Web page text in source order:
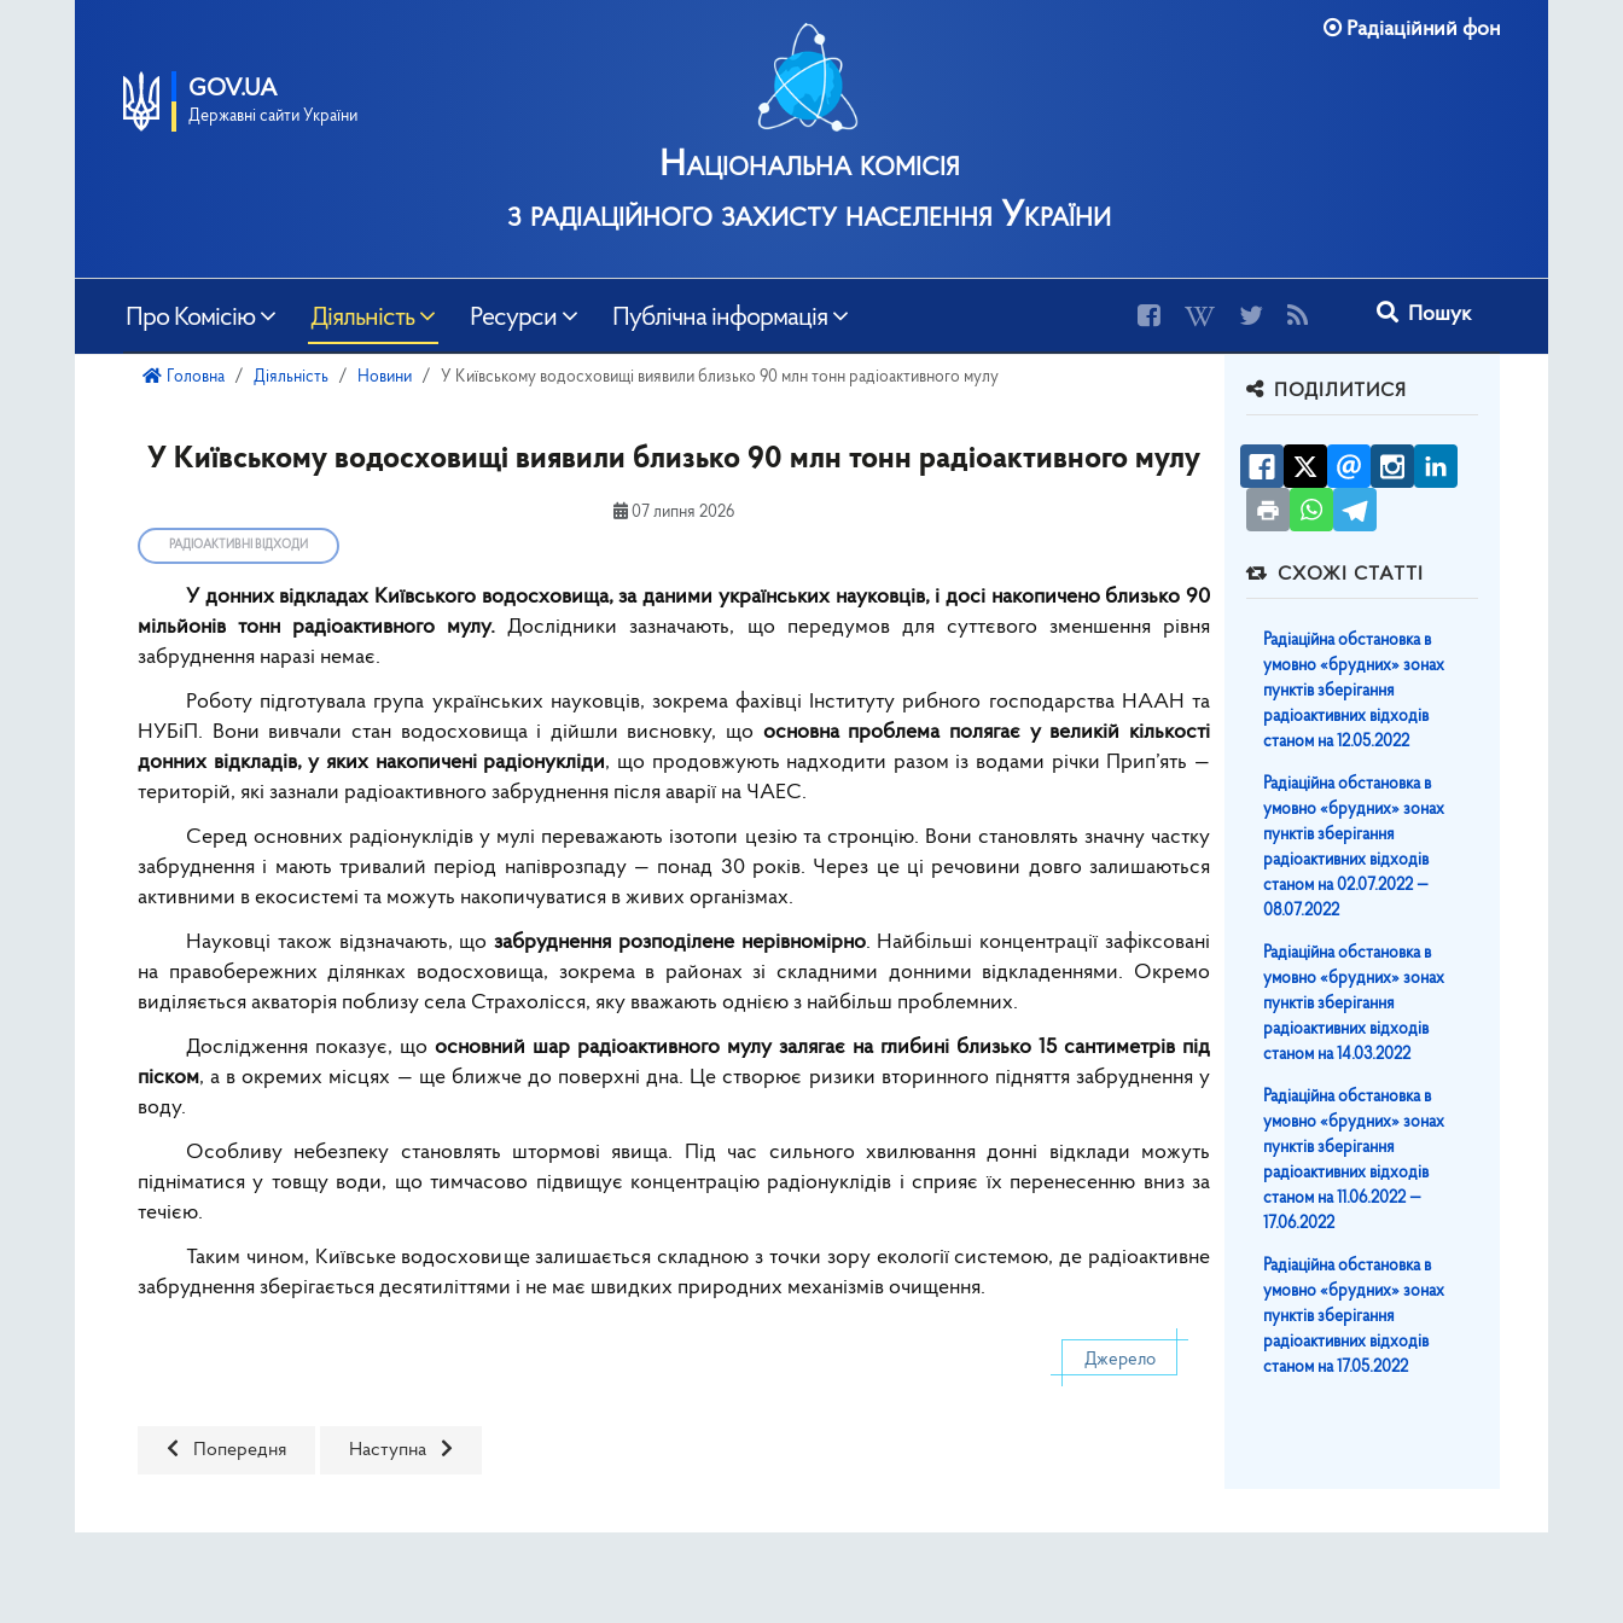
GOV.UA
Державні сайти України
Національна комісія
з радіаційного захисту населення України
Радіаційний фон
Про Комісію Діяльність Ресурси Публічна інформація
Type 2 or more characters for
Пошук
Головна Діяльність Новини У Київському водосховищі виявили близько 90 млн тонн радіоактивного мулу
У Київському водосховищі виявили близько 90 млн тонн радіоактивного мулу
07 липня 2026
РАДІОАКТИВНІ ВІДХОДИ
У донних відкладах Київського водосховища, за даними українських науковців, і досі накопичено близько 90
мільйонів тонн радіоактивного мулу. Дослідники зазначають, що передумов для суттєвого зменшення рівня
забруднення наразі немає.
Роботу підготувала група українських науковців, зокрема фахівці Інституту рибного господарства НААН та
НУБіП. Вони вивчали стан водосховища і дійшли висновку, що основна проблема полягає у великій кількості
донних відкладів, у яких накопичені радіонукліди, що продовжують надходити разом із водами річки Прип’ять —
територій, які зазнали радіоактивного забруднення після аварії на ЧАЕС.
Серед основних радіонуклідів у мулі переважають ізотопи цезію та стронцію. Вони становлять значну частку
забруднення і мають тривалий період напіврозпаду — понад 30 років. Через це ці речовини довго залишаються
активними в екосистемі та можуть накопичуватися в живих організмах.
Науковці також відзначають, щозабруднення розподілене нерівномірно. Найбільші концентрації зафіксовані
на правобережних ділянках водосховища, зокрема в районах зі складними донними відкладеннями. Окремо
виділяється акваторія поблизу села Страхолісся, яку вважають однією з найбільш проблемних.
Дослідження показує, що основний шар радіоактивного мулу залягає на глибині близько 15 сантиметрів під
піском, а в окремих місцях — ще ближче до поверхні дна. Це створює ризики вторинного підняття забруднення у
воду.
Особливу небезпеку становлять штормові явища. Під час сильного хвилювання донні відклади можуть
підніматися у товщу води, що тимчасово підвищує концентрацію радіонуклідів і сприяє їх перенесенню вниз за
течією.
Таким чином, Київське водосховище залишається складною з точки зору екології системою, де радіоактивне
забруднення зберігається десятиліттями і не має швидких природних механізмів очищення.
Попередня стаття: «СхідГЗК» готують до інтеграції у вертикальний атомний холдинг
Попередня Наступна стаття: Голова Державної інспекції ядерного регулювання України (ДІЯР) Олег Коріков про удар російського безпілотника по ЦСВЯП
Наступна
Джерело
ПОДІЛИТИСЯ
СХОЖІ СТАТТІ
Радіаційна обстановка в
умовно «брудних» зонах
пунктів зберігання
радіоактивних відходів
станом на 12.05.2022
Радіаційна обстановка в
умовно «брудних» зонах
пунктів зберігання
радіоактивних відходів
станом на 02.07.2022 —
08.07.2022
Радіаційна обстановка в
умовно «брудних» зонах
пунктів зберігання
радіоактивних відходів
станом на 14.03.2022
Радіаційна обстановка в
умовно «брудних» зонах
пунктів зберігання
радіоактивних відходів
станом на 11.06.2022 —
17.06.2022
Радіаційна обстановка в
умовно «брудних» зонах
пунктів зберігання
радіоактивних відходів
станом на 17.05.2022